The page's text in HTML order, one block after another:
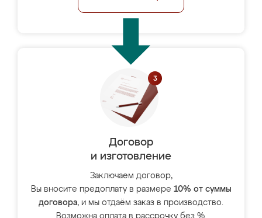
Договор
и изготовление
Заключаем договор,
Вы вносите предоплату в размере 10% от суммы
договора, и мы отдаём заказ в производство.
Возможна оплата в рассрочку без %.